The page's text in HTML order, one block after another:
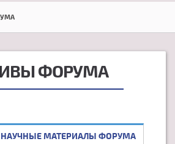
ФОРУМА
НАУЧНЫЕ МАТЕРИАЛЫ ФОРУМА